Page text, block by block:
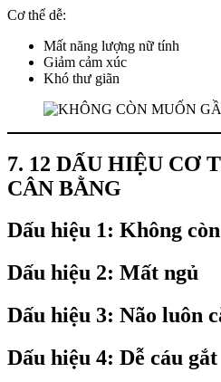
Cơ thể dễ:
Mất năng lượng nữ tính
Giảm cảm xúc
Khó thư giãn
7. 12 DẤU HIỆU CƠ
CÂN BẰNG
Dấu hiệu 1: Không
Dấu hiệu 2: Mất ngủ
Dấu hiệu 3: Não luôn
Dấu hiệu 4: Dễ cáu gắt